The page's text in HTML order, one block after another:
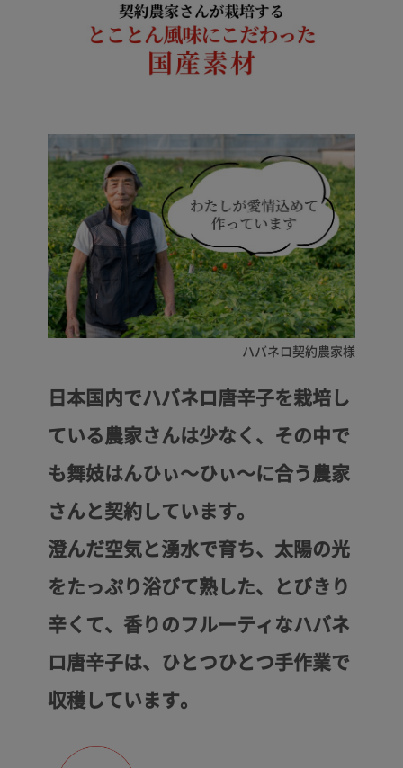
日本国内でハバネロ唐辛子を栽培し
ている農家さんは少なく、その中で
も舞妓はんひぃ～ひぃ～に合う農家
さんと契約しています。
澄んだ空気と湧水で育ち、太陽の光
をたっぷり浴びて熟した、とびきり
辛くて、香りのフルーティなハバネ
ロ唐辛子は、ひとつひとつ手作業で
収穫しています。